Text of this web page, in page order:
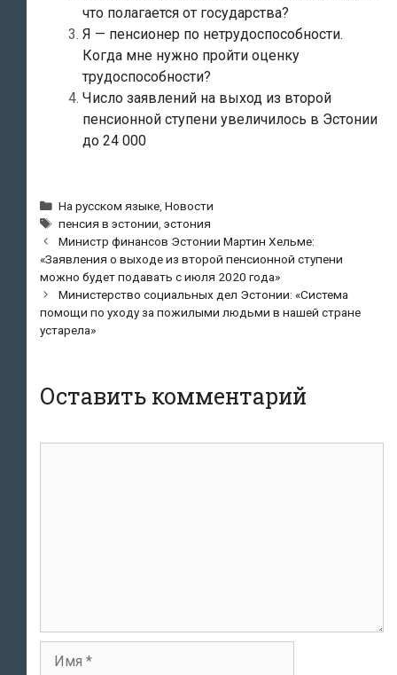
что полагается от государства?
Я — пенсионер по нетрудоспособности.
Когда мне нужно пройти оценку
трудоспособности?
Число заявлений на выход из второй
пенсионной ступени увеличилось в Эстонии
до 24 000
Рубрики
На русском языке ,Новости
Метки
пенсия в эстонии ,эстония
Навигация
по
записям
Министр финансов Эстонии Мартин Хельме:
«Заявления о выходе из второй пенсионной ступени
можно будет подавать с июля 2020 года»
Министерство социальных дел Эстонии: «Система
помощи по уходу за пожилыми людьми в нашей стране
устарела»
Оставить комментарий